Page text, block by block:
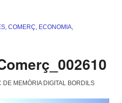
COMERÇ ECONOMIA
DE MEMÒRIA DIGITAL BORDILS